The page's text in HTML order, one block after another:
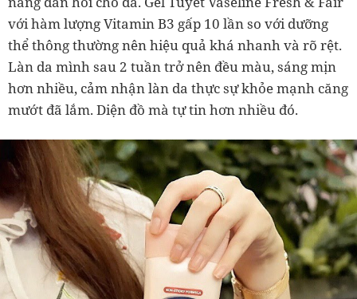
với hàm lượng Vitamin B3 gấp 10 lần so với dưỡng
thể thông thường nên hiệu quả khá nhanh và rõ rệt.
Làn da mình sau 2 tuần trở nên đều màu, sáng mịn
hơn nhiều, cảm nhận làn da thực sự khỏe mạnh căng
mướt đã lắm. Diện đồ mà tự tin hơn nhiều đó.